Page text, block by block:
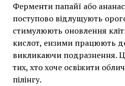
Ферменти папайї або
поступово відлущують
стимулюють оновлення
кислот, ензими працюють
викликаючи подразнення.
тих, хто хоче освіжити
пілінгу.